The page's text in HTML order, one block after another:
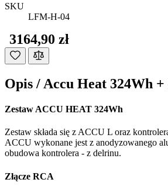
SKU
LFM-H-04
3164,90 zł
Opis / Accu Heat 324Wh +
Zestaw ACCU HEAT 324Wh
Zestaw składa się z ACCU L oraz
ACCU wykonane jest z anodyzowanego
obudowa kontrolera - z delrinu.
Złącze RCA